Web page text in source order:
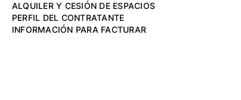
ALQUILER Y CESIÓN DE ESPACIOS
PERFIL DEL CONTRATANTE
INFORMACIÓN PARA FACTURAR